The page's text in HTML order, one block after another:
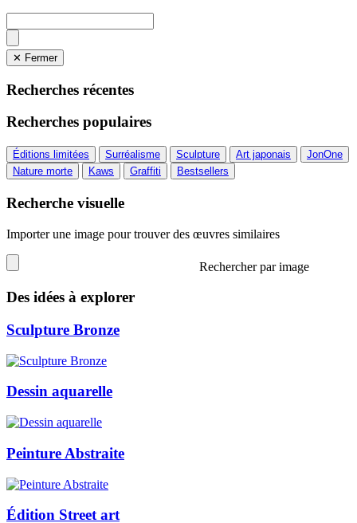
✕ Fermer
Recherches récentes
Recherches populaires
Éditions limitées Surréalisme Sculpture Art japonais
JonOne
Nature morte
Kaws Graffiti Bestsellers
Recherche visuelle
Importer une image pour trouver des œuvres similaires
Rechercher par image
Des idées à explorer
Sculpture Bronze
Dessin aquarelle
Peinture Abstraite
Édition Street art